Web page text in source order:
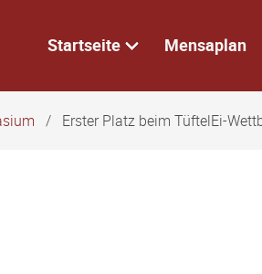
Startseite Mensaplan
Erster Platz beim TüftelEi-